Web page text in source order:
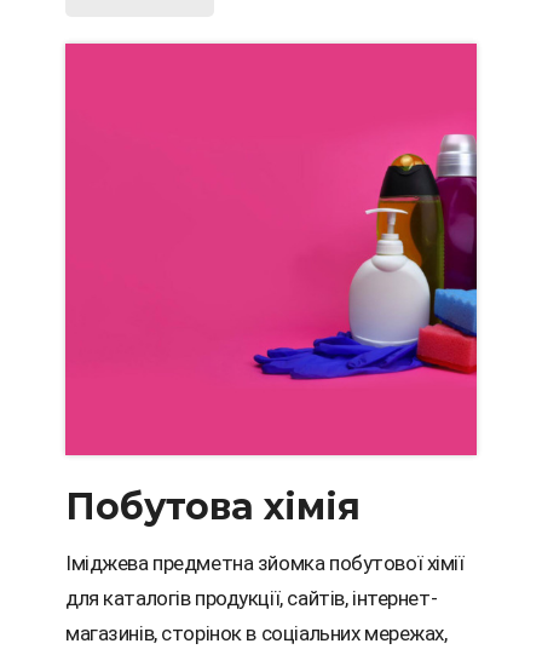
Побутова хімія
Іміджева предметна зйомка побутової хімії
для каталогів продукції, сайтів, інтернет-
магазинів, сторінок в соціальних мережах,